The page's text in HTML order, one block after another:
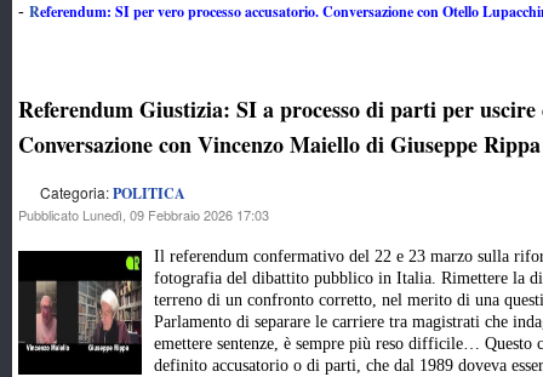
- Referendum: SI per vero processo accusatorio. Conversazione con Otello
Referendum Giustizia: SI a processo di parti per
Conversazione con Vincenzo Maiello di Giuseppe Rippa
Categoria:POLITICA
Pubblicato Lunedì, 09 Febbraio 2026 17:03
Il referendum confermativo del 22 e 23 marzo sulla
fotografia del dibattito pubblico in Italia. Rimettere la
terreno di un confronto corretto, nel merito di una
Parlamento di separare le carriere tra magistrati che
emettere sentenze, è sempre più reso difficile… Questo
definito accusatorio o di parti, che dal 1989 doveva